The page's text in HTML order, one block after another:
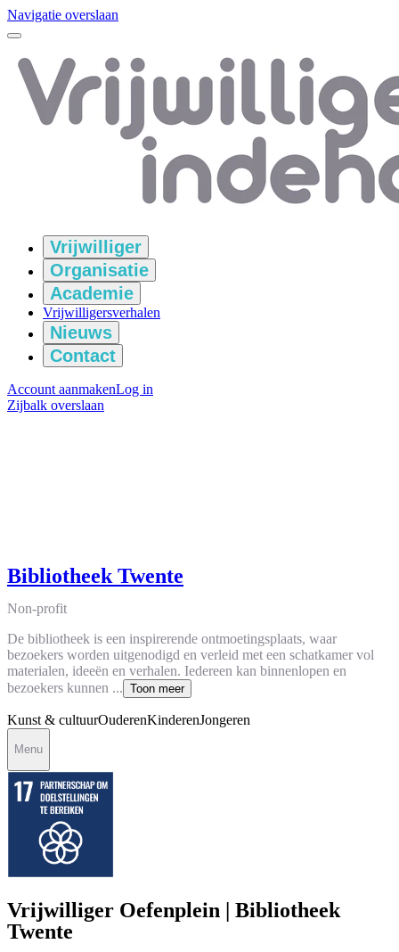
Navigatie overslaan
Vrijwilliger
Organisatie
Academie
Vrijwilligersverhalen
Nieuws
Contact
Account aanmakenLog in
Zijbalk overslaan
Bibliotheek Twente
Non-profit
De bibliotheek is een inspirerende ontmoetingsplaats, waar
bezoekers worden uitgenodigd en verleid met een schatkamer vol
materialen, ideeën en verhalen. Iedereen kan binnenlopen en
bezoekers kunnen ... Toon meer
Kunst & cultuurOuderenKinderenJongeren
Menu
Vrijwilliger Oefenplein | Bibliotheek
Twente